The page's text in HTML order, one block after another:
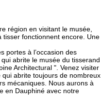
région en visitant le musée,
fonctionnent encore. Une
portes à l’occasion des
abrite le musée du tisserand
Architectural ". Venez visiter
abrite toujours de nombreux
mécaniques. Nous aurons à
en Dauphiné avec notre